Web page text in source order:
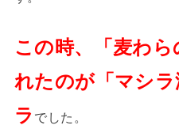
この時、「麦わ
れたのが「マシ
ラ でした。